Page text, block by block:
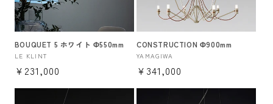
BOUQUET 5 ホワイト Φ550mm
販
売
LE KLINT
通
常
¥231,000
CONSTRUCTION Φ900mm
販
売
YAMAGIWA
通
常
¥341,000